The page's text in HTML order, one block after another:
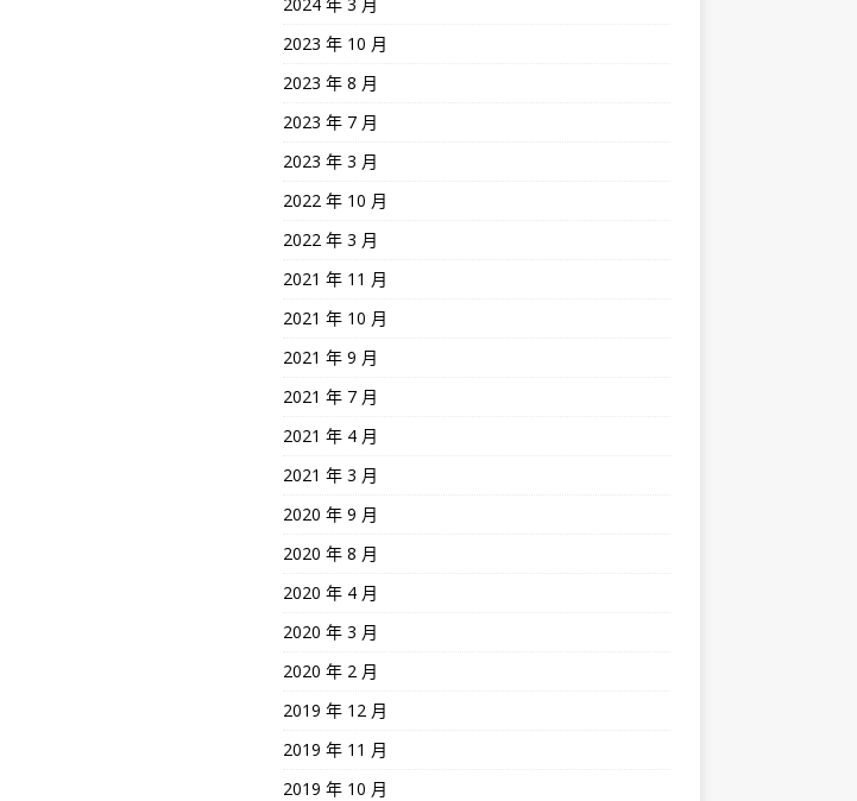
2023 年 10 月
2023 年 8 月
2023 年 7 月
2023 年 3 月
2022 年 10 月
2022 年 3 月
2021 年 11 月
2021 年 10 月
2021 年 9 月
2021 年 7 月
2021 年 4 月
2021 年 3 月
2020 年 9 月
2020 年 8 月
2020 年 4 月
2020 年 3 月
2020 年 2 月
2019 年 12 月
2019 年 11 月
2019 年 10 月